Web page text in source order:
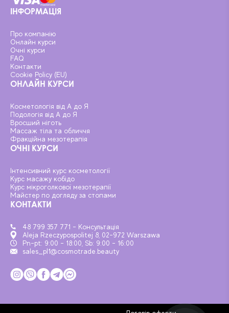
ІНФОРМАЦІЯ
Про компанію
Онлайн курси
Очні курси
FAQ
Контакти
Cookie Policy (EU)
ОНЛАЙН КУРСИ
Косметологія від А до Я
Подологія від А до Я
Вросший ніготь
Массаж тіла та обличчя
Фракційна мезотерапія
ОЧНІ КУРСИ
Інтенсивний курс косметології
Курс масажу кобідо
Курс мікроголкової мезотерапії
Майстер по догляду за стопами
КОНТАКТИ
48 799 357 771 - Консультація
Aleja Rzeczypospolitej 8, 02-972 Warszawa
Pn-pt: 9:00 - 18:00, Sb: 9:00 - 16:00
sales_pl1@cosmotrade.beauty